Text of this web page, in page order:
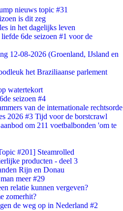
nieuws topic #31
is dit zeg
in het dagelijks leven
6de seizoen #1 voor de
12-08-2026 (Groenland, IJsland en
het Braziliaanse parlement
watertekort
seizoen #4
van de internationale rechtsorde
2026 #3 Tijd voor de borstcrawl
om 211 voetbalbonden 'om te
#201] Steamrolled
producten - deel 3
Rijn en Donau
meer #29
relatie kunnen vergeven?
zomerhit?
de weg op in Nederland #2